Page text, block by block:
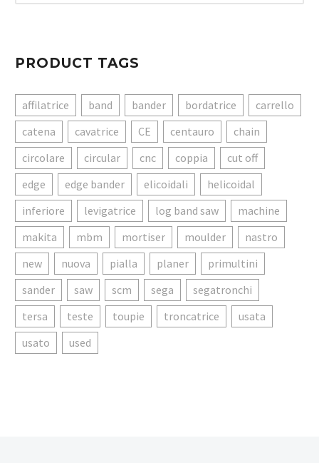
PRODUCT TAGS
affilatrice band bander bordatrice
carrello
catena
cavatrice CE centauro
chain
circolare
circular cnc coppia
cut off
edge
edge bander elicoidali
helicoidal
inferiore
levigatrice log band saw
machine
makita
mbm mortiser moulder
nastro
new
nuova pialla planer
primultini
sander
saw scm sega
segatronchi
tersa
teste toupie troncatrice
usata
usato
used